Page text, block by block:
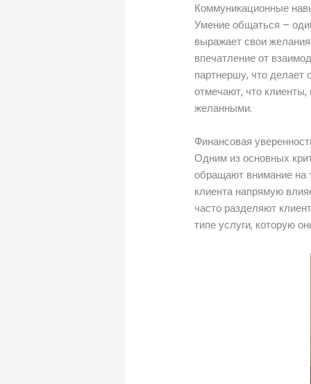
Коммуникационные
Умение общаться –
выражает свои
впечатление от
партнершу, что
отмечают, что
желанными.
Финансовая
Одним из основных
обращают внимание на
клиента напрямую
часто разделяют
типе услуги, которую